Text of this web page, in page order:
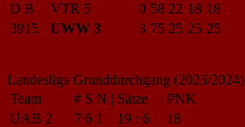
D B
VTR 5 0 58 22 18 18
3915
UWW 3 3 75 25 25 25
Landesliga Grunddurchgang (2023/2024)
Team
# S N | Sätze | PNK
UAB 2
7 6 1 19 : 6
18